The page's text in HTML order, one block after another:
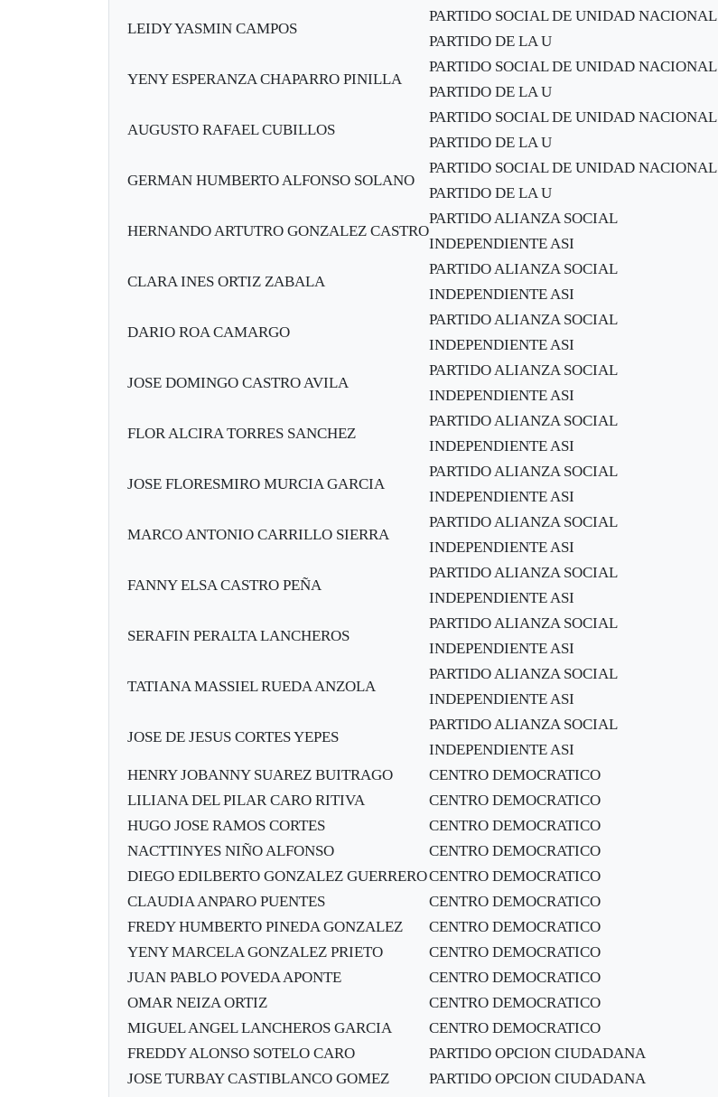
LEIDY YASMIN CAMPOS
PARTIDO SOCIAL DE UNIDAD NACIONAL
PARTIDO DE LA U
YENY ESPERANZA CHAPARRO PINILLA
PARTIDO SOCIAL DE UNIDAD NACIONAL
PARTIDO DE LA U
AUGUSTO RAFAEL CUBILLOS
PARTIDO SOCIAL DE UNIDAD NACIONAL
PARTIDO DE LA U
GERMAN HUMBERTO ALFONSO SOLANO
PARTIDO SOCIAL DE UNIDAD NACIONAL
PARTIDO DE LA U
HERNANDO ARTUTRO GONZALEZ CASTRO
PARTIDO ALIANZA SOCIAL
INDEPENDIENTE ASI
CLARA INES ORTIZ ZABALA
PARTIDO ALIANZA SOCIAL
INDEPENDIENTE ASI
DARIO ROA CAMARGO
PARTIDO ALIANZA SOCIAL
INDEPENDIENTE ASI
JOSE DOMINGO CASTRO AVILA
PARTIDO ALIANZA SOCIAL
INDEPENDIENTE ASI
FLOR ALCIRA TORRES SANCHEZ
PARTIDO ALIANZA SOCIAL
INDEPENDIENTE ASI
JOSE FLORESMIRO MURCIA GARCIA
PARTIDO ALIANZA SOCIAL
INDEPENDIENTE ASI
MARCO ANTONIO CARRILLO SIERRA
PARTIDO ALIANZA SOCIAL
INDEPENDIENTE ASI
FANNY ELSA CASTRO PEÑA
PARTIDO ALIANZA SOCIAL
INDEPENDIENTE ASI
SERAFIN PERALTA LANCHEROS
PARTIDO ALIANZA SOCIAL
INDEPENDIENTE ASI
TATIANA MASSIEL RUEDA ANZOLA
PARTIDO ALIANZA SOCIAL
INDEPENDIENTE ASI
JOSE DE JESUS CORTES YEPES
PARTIDO ALIANZA SOCIAL
INDEPENDIENTE ASI
HENRY JOBANNY SUAREZ BUITRAGO
CENTRO DEMOCRATICO
LILIANA DEL PILAR CARO RITIVA
CENTRO DEMOCRATICO
HUGO JOSE RAMOS CORTES
CENTRO DEMOCRATICO
NACTTINYES NIÑO ALFONSO
CENTRO DEMOCRATICO
DIEGO EDILBERTO GONZALEZ GUERREROCENTRO DEMOCRATICO
CLAUDIA ANPARO PUENTES
CENTRO DEMOCRATICO
FREDY HUMBERTO PINEDA GONZALEZ
CENTRO DEMOCRATICO
YENY MARCELA GONZALEZ PRIETO
CENTRO DEMOCRATICO
JUAN PABLO POVEDA APONTE
CENTRO DEMOCRATICO
OMAR NEIZA ORTIZ
CENTRO DEMOCRATICO
MIGUEL ANGEL LANCHEROS GARCIA
CENTRO DEMOCRATICO
FREDDY ALONSO SOTELO CARO
PARTIDO OPCION CIUDADANA
JOSE TURBAY CASTIBLANCO GOMEZ
PARTIDO OPCION CIUDADANA